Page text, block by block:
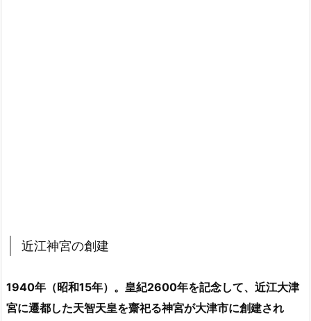
近江神宮の創建
1940年（昭和15年）。皇紀2600年を記念して、近江大津
宮に遷都した天智天皇を齋祀る神宮が大津市に創建され